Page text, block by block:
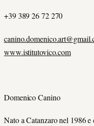
+39 389 26 72 270
www.istitutovico.com
Domenico Canino
Nato a Catanzaro nel 1986